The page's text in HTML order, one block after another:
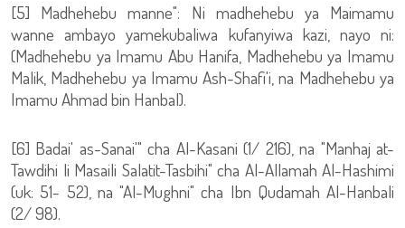
[5] Madhehebu manne": Ni madhehebu ya Maimamu
wanne ambayo yamekubaliwa kufanyiwa kazi, nayo ni:
(Madhehebu ya Imamu Abu Hanifa, Madhehebu ya Imamu
Malik, Madhehebu ya Imamu Ash-Shafi'i, na Madhehebu ya
Imamu Ahmad bin Hanbal).
[6] Badai' as-Sanai'" cha Al-Kasani (1/ 216), na "Manhaj at-
Tawdihi li Masaili Salatit-Tasbihi" cha Al-Allamah Al-Hashimi
(uk: 51- 52), na "Al-Mughni" cha Ibn Qudamah Al-Hanbali
(2/ 98).